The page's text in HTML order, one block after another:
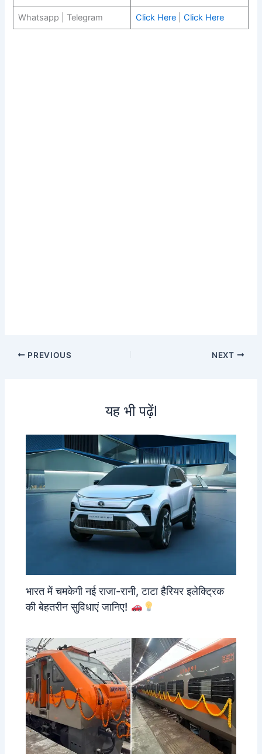
Whatsapp | Telegram Click Here| Click Here
PREVIOUS NEXT
यह भी पढ़ेंl
भारत में चमकेगी नई राजा-रानी, टाटा हैरियर इलेक्ट्रिक
की बेहतरीन सुविधाएं जानिए!